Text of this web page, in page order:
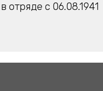
отряде с 06.08.1941